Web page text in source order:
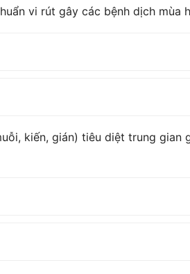
vi rút gây các bệnh dịch mùa
kiến, gián) tiêu diệt trung